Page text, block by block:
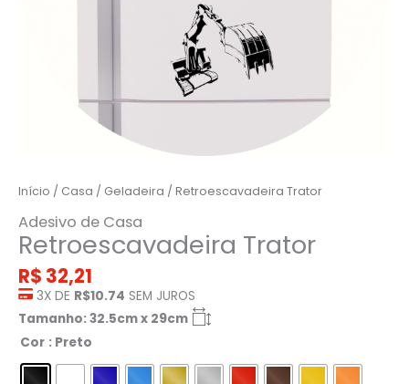
Início / Casa / Geladeira / Retroescavadeira Trator
Adesivo de Casa
Retroescavadeira Trator
R$ 32,21
3X DE R$10.74 SEM JUROS
Tamanho: 32.5cm x 29cm
Cor : Preto